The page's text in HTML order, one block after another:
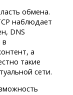
обмена.
наблюдает
DNS
в
а
такие
сети.